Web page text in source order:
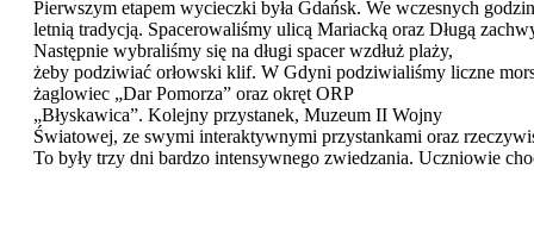
Pierwszym etapem wycieczki była Gdańsk. We wczesnych
letnią tradycją. Spacerowaliśmy ulicą Mariacką oraz Długą
Następnie wybraliśmy się na długi spacer wzdłuż plaży,
żeby podziwiać orłowski klif. W Gdyni podziwialiśmy liczne
żaglowiec „Dar Pomorza” oraz okręt ORP
„Błyskawica”. Kolejny przystanek, Muzeum II Wojny
Światowej, ze swymi interaktywnymi przystankami oraz
To były trzy dni bardzo intensywnego zwiedzania. Uczniowie